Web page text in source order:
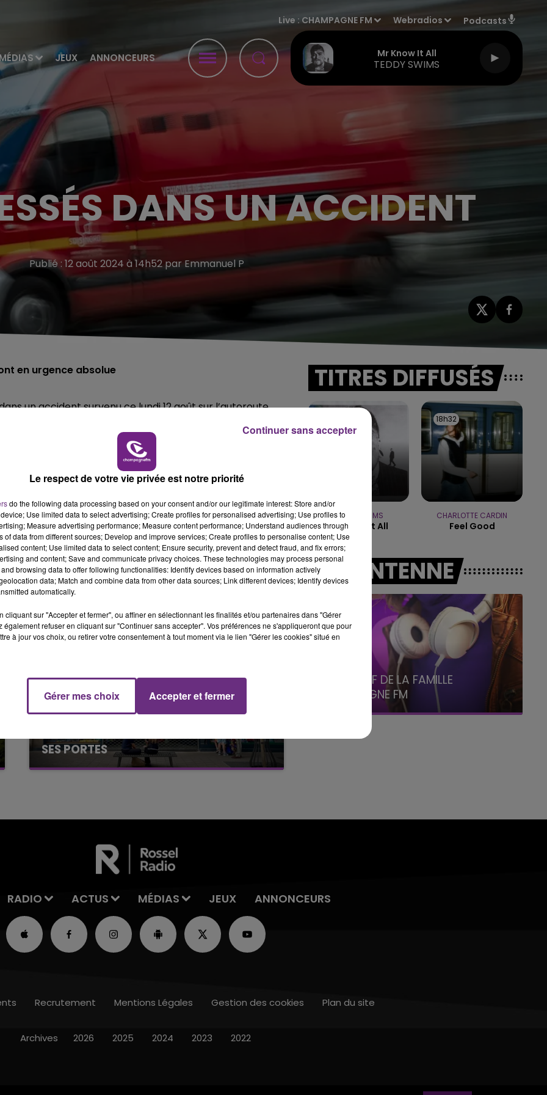
MÉDIAS JEUX ANNONCEURS
Live :CHAMPAGNE FM Webradios Podcasts
Mr Know It All
TEDDY SWIMS
19h00 - 19h15
LA POP MACHINE - CHAMPAGNE FM
19h15 - 20h00
LA RADIO POP
DANS UN ACCIDENT
Publié : 12 août 2024 à 14h52 par Emmanuel P
en urgence absolue
un accident survenu ce lundi 12 août sur l’autoroute
en agglomération de Troyes.
se trouvent en urgence absolue.
et un homme de 42 ans, qui était incarcéré dans la
ont pu sortir seuls du véhicule.
LE MAGASIN JOUÉCLUB DE REIMS FERME
SES PORTES
C'était l'une des institutions du centre-ville
TITRES DIFFUSÉS
TEDDY SWIMS
Mr Know It All
18h32
18h32
CHARLOTTE CARDIN
Feel Good
A L'ANTENNE
FM
19h15 - 20h00
LA RADIO POP
LE BEST OF DE LA FAMILLE
CHAMPAGNE FM
RADIO ACTUS MÉDIAS JEUX ANNONCEURS
Recrutement Mentions Légales Gestion des cookies Plan du site
Archives 2026 2025 2024 2023 2022
Le respect de votre vie privée est notre priorité
do the following data processing based on your consent and/or our legitimate interest: Store and/or
Use limited data to select advertising; Create profiles for personalised advertising; Use profiles to
Measure advertising performance; Measure content performance; Understand audiences through
of data from different sources; Develop and improve services; Create profiles to personalise content; Use
content; Use limited data to select content; Ensure security, prevent and detect fraud, and fix errors;
and content; Save and communicate privacy choices. These technologies may process personal
browsing data to offer following functionalities: Identify devices based on information actively
data; Match and combine data from other data sources; Link different devices; Identify devices
automatically.
cliquant sur "Accepter et fermer", ou affiner en sélectionnant les finalités et/ou partenaires dans "Gérer
également refuser en cliquant sur "Continuer sans accepter". Vos préférences ne s'appliqueront que pour
à jour vos choix, ou retirer votre consentement à tout moment via le lien "Gérer les cookies" situé en
Gérer mes choix Accepter et fermer
Continuer sans accepter